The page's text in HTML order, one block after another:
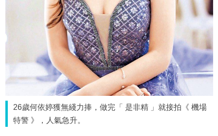
26歲何依婷獲無綫力捧，做完「 是非精 」就接拍《 機場
特警 》，人氣急升。